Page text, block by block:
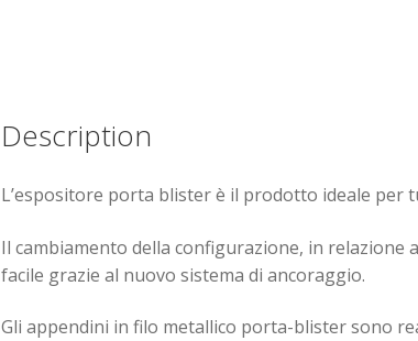
Description
L’espositore porta blister è il prodotto ideale per
Il cambiamento della configurazione, in relazione
facile grazie al nuovo sistema di ancoraggio.
Gli appendini in filo metallico porta-blister sono